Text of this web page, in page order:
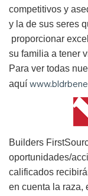
competitivos y
y la de sus seres
proporcionar
su familia a tener
Para ver todas
aquí
Builders
oportunidades/
calificados
en cuenta la raza,